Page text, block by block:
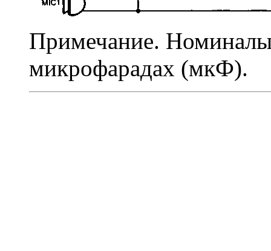
Примечание. Номиналы
микрофарадах (мкФ).